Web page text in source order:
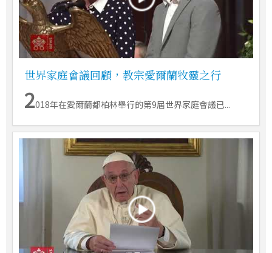
世界家庭會議回顧，教宗愛爾蘭牧靈之行
2018年在愛爾蘭都柏林舉行的第9屆世界家庭會議已...